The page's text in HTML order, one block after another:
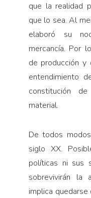
que la realidad
que lo sea. Al
elaboró su
mercancía. Por
de producción y
entendimiento
constitución
material.
De todos
siglo XX.
políticas ni sus
sobrevivirán la
implica quedarse